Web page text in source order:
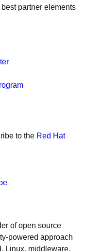
partner elements
to the Red Hat
of open source
powered approach
Linux, middleware,